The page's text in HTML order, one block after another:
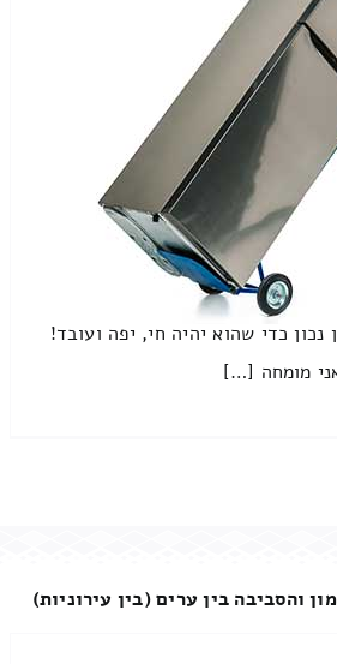
כדי שהוא יהיה חי, יפה ועובד!
מומחה […]
והסביבה בין ערים (בין עירוניות)